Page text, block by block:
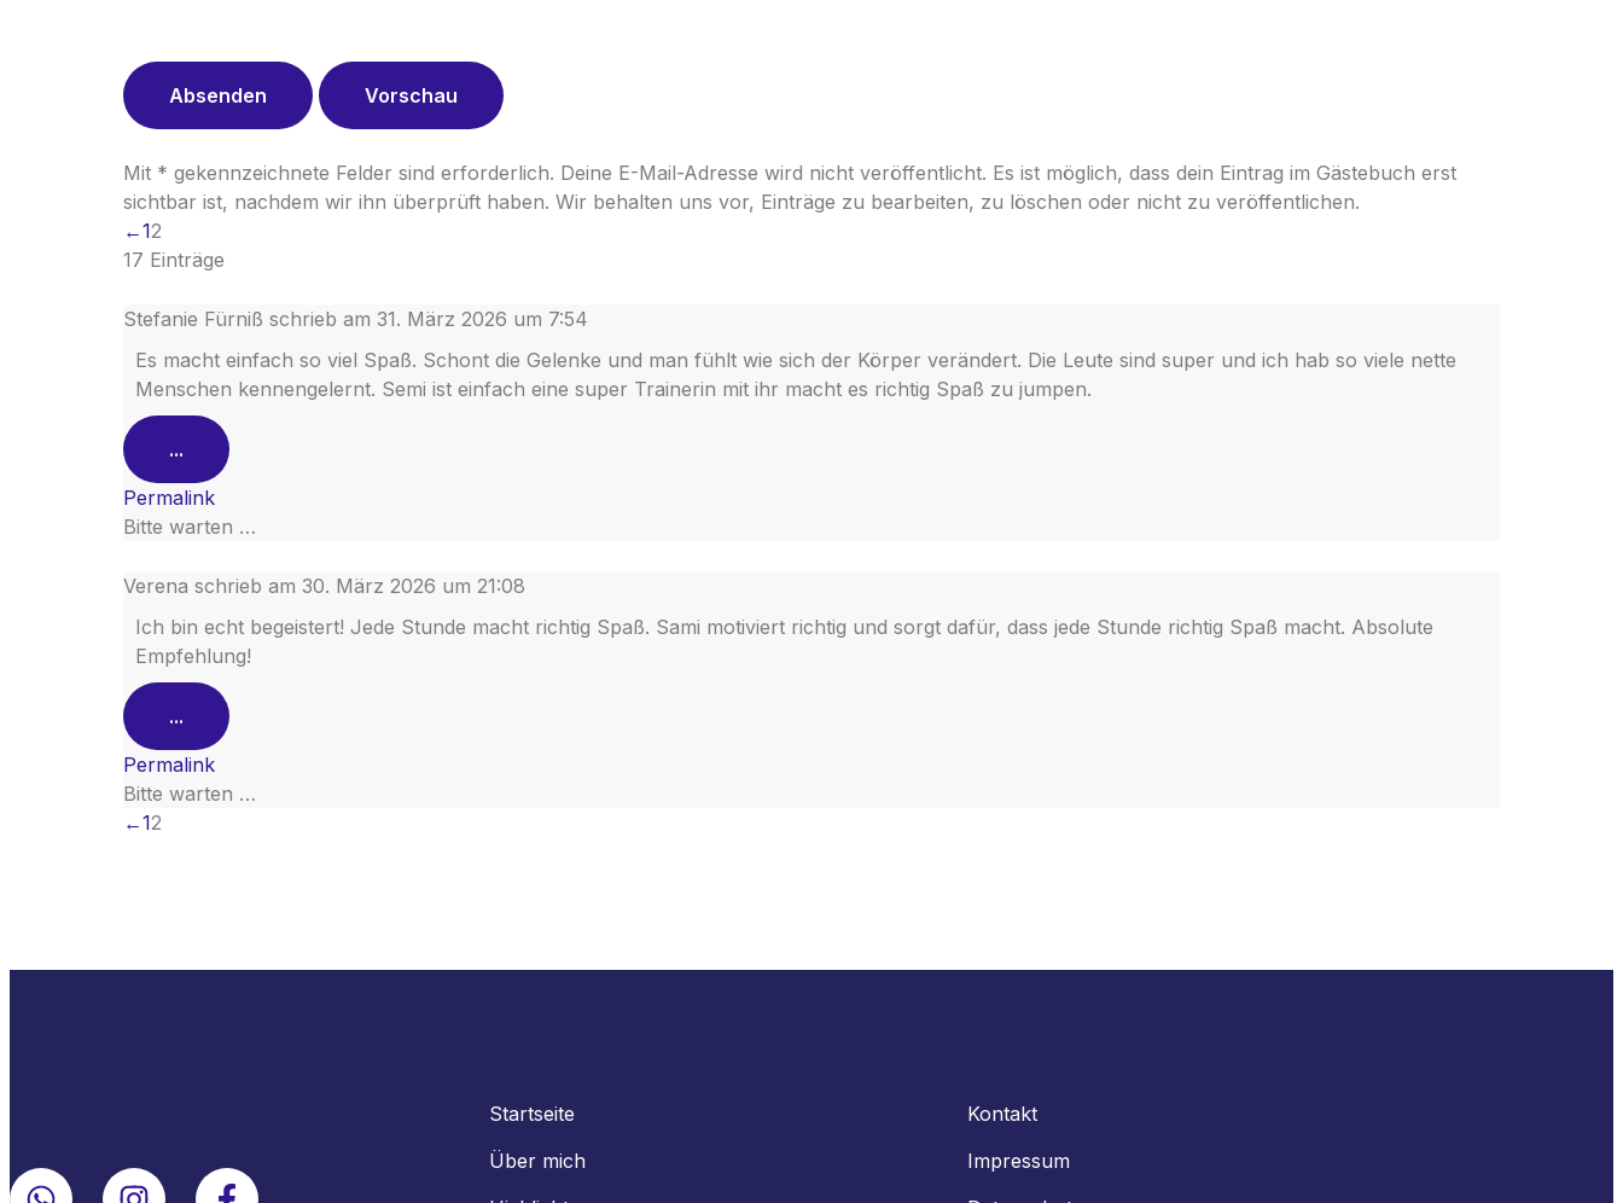
Mit * gekennzeichnete Felder sind erforderlich. Deine E-Mail-Adresse wird nicht veröffentlicht. Es ist möglich, dass dein Eintrag im Gästebuch erst
sichtbar ist, nachdem wir ihn überprüft haben. Wir behalten uns vor, Einträge zu bearbeiten, zu löschen oder nicht zu veröffentlichen.
←12
17 Einträge
Stefanie Fürniß schrieb am 31. März 2026 um 7:54
Es macht einfach so viel Spaß. Schont die Gelenke und man fühlt wie sich der Körper verändert. Die Leute sind super und ich hab so viele nette
Menschen kennengelernt. Semi ist einfach eine super Trainerin mit ihr macht es richtig Spaß zu jumpen.
...
Permalink
Bitte warten …
Verena schrieb am 30. März 2026 um 21:08
Ich bin echt begeistert! Jede Stunde macht richtig Spaß. Sami motiviert richtig und sorgt dafür, dass jede Stunde richtig Spaß macht. Absolute
Empfehlung!
...
Permalink
Bitte warten …
←12
Startseite
Über mich
Kontakt
Impressum